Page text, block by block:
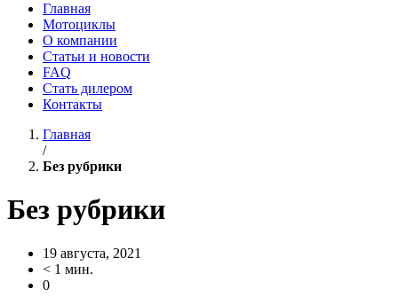
Главная
Мотоциклы
О компании
Статьи и новости
FAQ
Стать дилером
Контакты
Главная
/
Без рубрики
Без рубрики
19 августа, 2021
< 1 мин.
0